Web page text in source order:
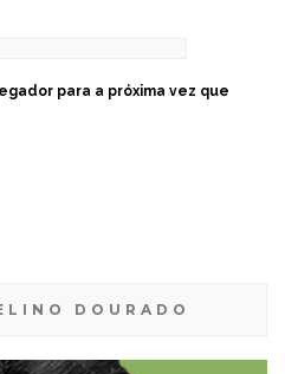
para a próxima vez que
DOURADO